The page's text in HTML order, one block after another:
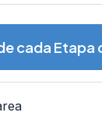
cada Etapa